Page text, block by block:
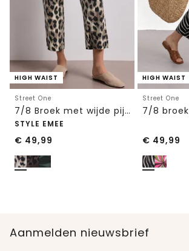
HIGH WAIST
Street One
7/8 Broek met wijde pijpen in Loose Fit met print
STYLE EMEE
€ 49,99
HIGH WAIST
Street One
€ 49,99
Aanmelden nieuwsbrief